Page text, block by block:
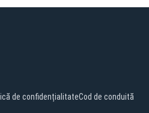
de confidențialitateCod de conduită